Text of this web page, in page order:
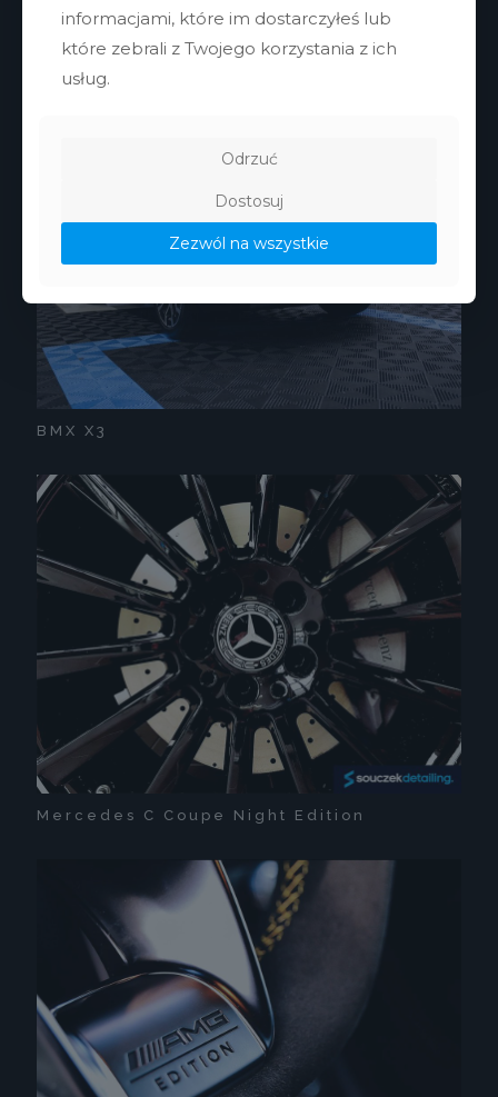
Inne nasze realizacje
BMX X3
Mercedes C Coupe Night Edition
informacjami, które im dostarczyłeś lub
które zebrali z Twojego korzystania z ich
usług.
Odrzuć
Dostosuj
Zezwól na wszystkie